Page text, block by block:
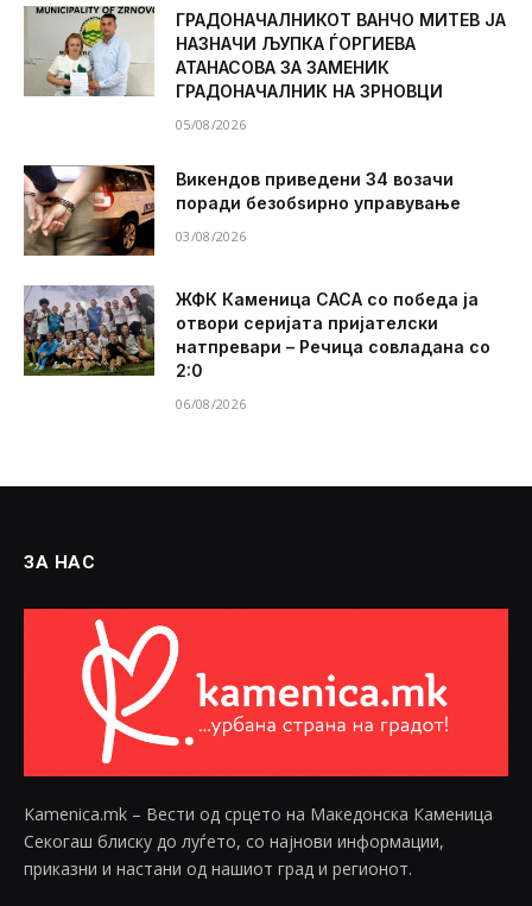
ГРАДОНАЧАЛНИКОТ ВАНЧО МИТЕВ ЈА
НАЗНАЧИ ЉУПКА ЃОРГИЕВА
АТАНАСОВА ЗА ЗАМЕНИК
ГРАДОНАЧАЛНИК НА ЗРНОВЦИ
05/08/2026
Викендов приведени 34 возачи
поради безобѕирно управување
03/08/2026
ЖФК Каменица САСА со победа ја
отвори серијата пријателски
натпревари – Речица совладана со
2:0
06/08/2026
ЗА НАС
Kamenica.mk – Вести од срцето на Македонска Каменица
Секогаш блиску до луѓето, со најнови информации,
приказни и настани од нашиот град и регионот.